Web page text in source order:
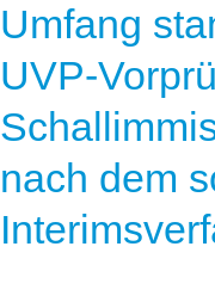
Umfang
UVP-
nach dem